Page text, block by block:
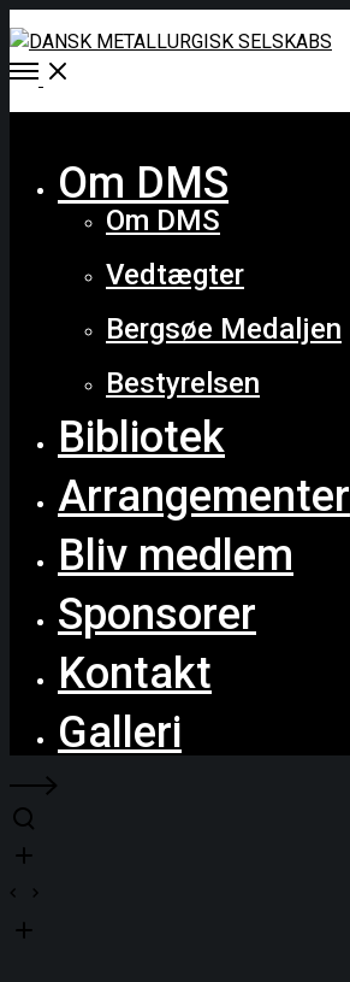
Open
Om DMS
Om DMS
Vedtægter
Bergsøe Medaljen
Bestyrelsen
Bibliotek
Arrangementer
Bliv medlem
Sponsorer
Kontakt
Galleri